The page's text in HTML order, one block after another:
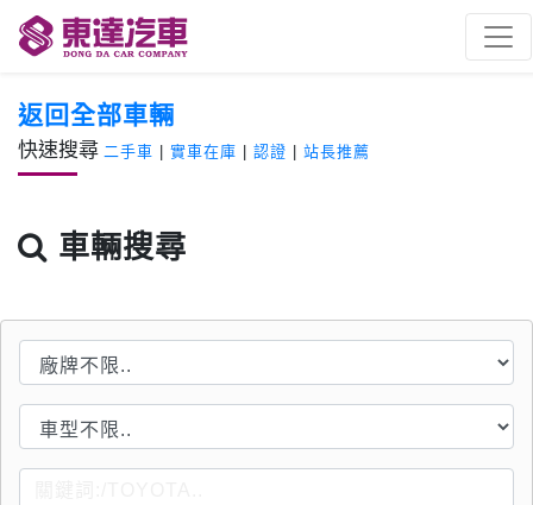
返回全部車輛
快速搜尋 二手車 實車在庫 認證 站長推薦
車輛搜尋